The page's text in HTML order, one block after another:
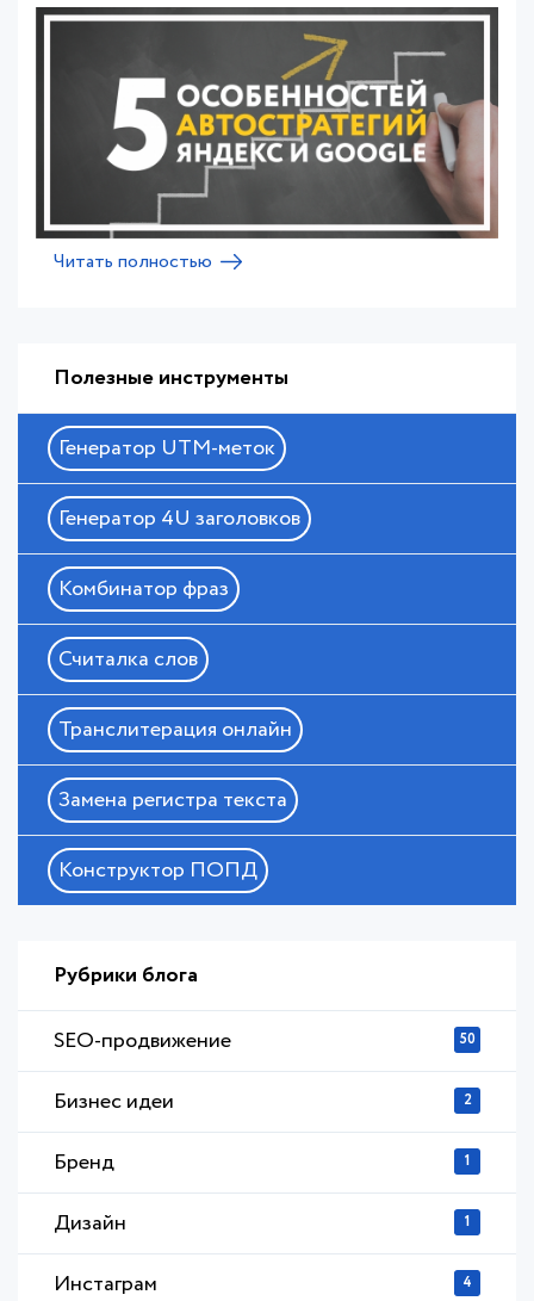
Читать полностью
Полезные инструменты
Генератор UTM-меток
Генератор 4U заголовков
Комбинатор фраз
Считалка слов
Транслитерация онлайн
Замена регистра текста
Конструктор ПОПД
Рубрики блога
SEO-продвижение 50
Бизнес идеи 2
Бренд 1
Дизайн 1
Инстаграм 4